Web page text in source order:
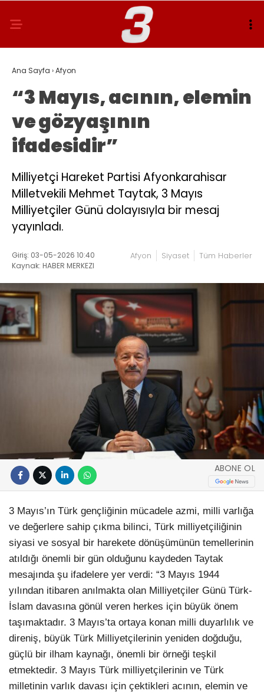
Ana Sayfa ›Afyon
“3 Mayıs, acının, elemin
ve gözyaşının
ifadesidir”
Milliyetçi Hareket Partisi Afyonkarahisar
Milletvekili Mehmet Taytak, 3 Mayıs
Milliyetçiler Günü dolayısıyla bir mesaj
yayınladı.
Giriş: 03-05-2026 10:40
Kaynak: HABER MERKEZI
Afyon Siyaset Tüm Haberler
ABONE OL
3 Mayıs’ın Türk gençliğinin mücadele azmi, milli varlığa
ve değerlere sahip çıkma bilinci, Türk milliyetçiliğinin
siyasi ve sosyal bir harekete dönüşümünün temellerinin
atıldığı önemli bir gün olduğunu kaydeden Taytak
mesajında şu ifadelere yer verdi: “3 Mayıs 1944
yılından itibaren anılmakta olan Milliyetçiler Günü Türk-
İslam davasına gönül veren herkes için büyük önem
taşımaktadır. 3 Mayıs’ta ortaya konan milli duyarlılık ve
direniş, büyük Türk Milliyetçilerinin yeniden doğduğu,
güçlü bir ilham kaynağı, önemli bir örneği teşkil
etmektedir. 3 Mayıs Türk milliyetçilerinin ve Türk
milletinin varlık davası için çektikleri acının, elemin ve